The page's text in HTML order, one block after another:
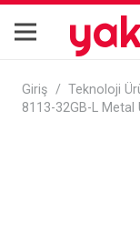
Giriş / Teknoloji
8113-32GB-L Metal